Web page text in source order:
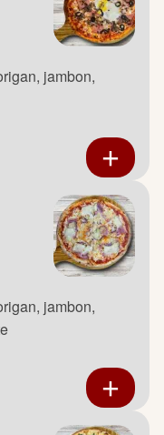
jambon,
jambon,